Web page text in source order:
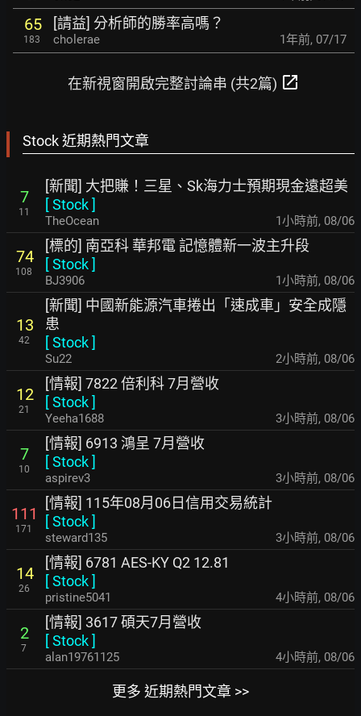
65
183
[請益] 分析師的勝率高嗎？
cholerae 1年前, 07/17
在新視窗開啟完整討論串 (共2篇) open_in_new
Stock 近期熱門文章
7
11
[新聞] 大把賺！三星、Sk海力士預期現金遠超美
[Stock]
TheOcean 1小時前, 08/06
74
108
[標的] 南亞科 華邦電 記憶體新一波主升段
[Stock]
BJ3906 1小時前, 08/06
13
42
[新聞] 中國新能源汽車捲出「速成車」安全成隱
患
[Stock]
Su22 2小時前, 08/06
12
21
[情報] 7822 倍利科 7月營收
[Stock]
Yeeha1688 3小時前, 08/06
7
10
[情報] 6913 鴻呈 7月營收
[Stock]
aspirev3 3小時前, 08/06
111
171
[情報] 115年08月06日信用交易統計
[Stock]
steward135 3小時前, 08/06
14
26
[情報] 6781 AES-KY Q2 12.81
[Stock]
pristine5041 4小時前, 08/06
2
7
[情報] 3617 碩天7月營收
[Stock]
alan19761125 4小時前, 08/06
更多 近期熱門文章 >>